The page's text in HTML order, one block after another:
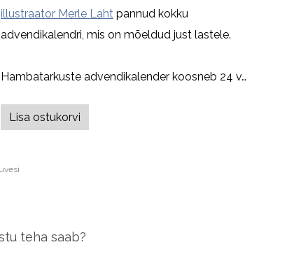
illustraator Merle Laht pannud kokku
advendikalendri, mis on mõeldud just lastele.
Hambatarkuste advendikalender koosneb 24 v…
Lisa ostukorvi
teha saab?